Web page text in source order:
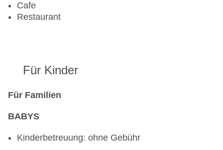
Cafe
Restaurant
Für Kinder
Für Familien
BABYS
Kinderbetreuung: ohne Gebühr